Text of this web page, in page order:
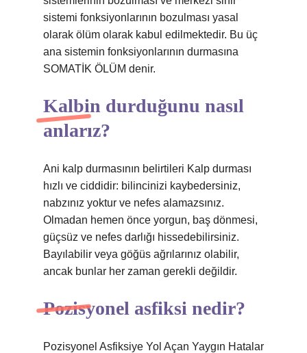
sistemi fonksiyonlarının bozulması yasal
olarak ölüm olarak kabul edilmektedir. Bu üç
ana sistemin fonksiyonlarının durmasına
SOMATİK ÖLÜM denir.
Kalbin durduğunu nasıl
anlarız?
Ani kalp durmasının belirtileri Kalp durması
hızlı ve ciddidir: bilincinizi kaybedersiniz,
nabzınız yoktur ve nefes alamazsınız.
Olmadan hemen önce yorgun, baş dönmesi,
güçsüz ve nefes darlığı hissedebilirsiniz.
Bayılabilir veya göğüs ağrılarınız olabilir,
ancak bunlar her zaman gerekli değildir.
Pozisyonel asfiksi nedir?
Pozisyonel Asfiksiye Yol Açan Yaygın Hatalar